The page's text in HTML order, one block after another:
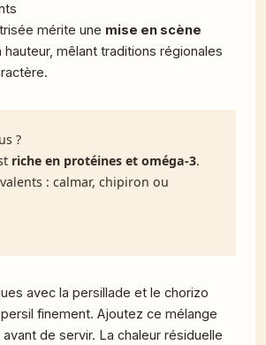
mérite une mise en scène
hauteur, mêlant traditions régionales
?
riche en protéines et oméga-3.
: calmar, chipiron ou
avec la persillade et le chorizo
persil finement. Ajoutez ce mélange
de servir. La chaleur résiduelle